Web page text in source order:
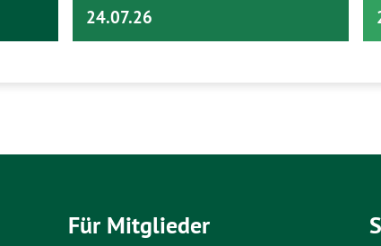
24.07.26
Für Mitglieder